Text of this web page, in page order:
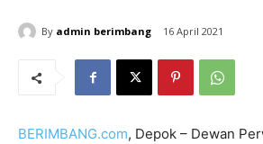
By admin berimbang 16 April 2021
BERIMBANG.com, Depok – Dewan